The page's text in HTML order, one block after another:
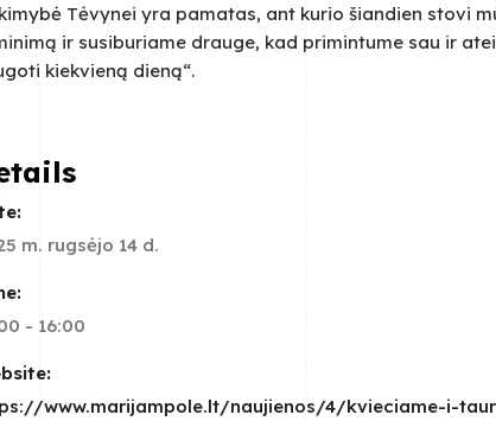
Tėvynei yra pamatas, ant kurio šiandien stovi
ir susiburiame drauge, kad primintume sau ir
kiekvieną dieną“.
m. rugsėjo 14 d.
- 16:00
www.marijampole.lt/naujienos/4/kvieciame-i-